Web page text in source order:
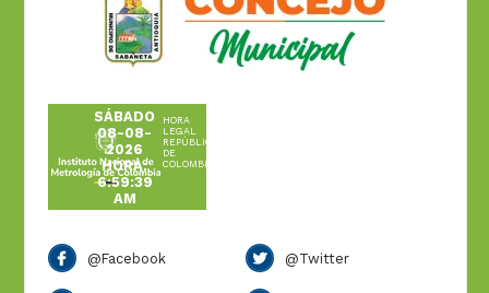
SÁBADO
08-08-
2026
HORA:
6:59:39
AM
HORA
LEGAL
REPÚBLICA
DE
COLOMBIA
@Facebook @Twitter